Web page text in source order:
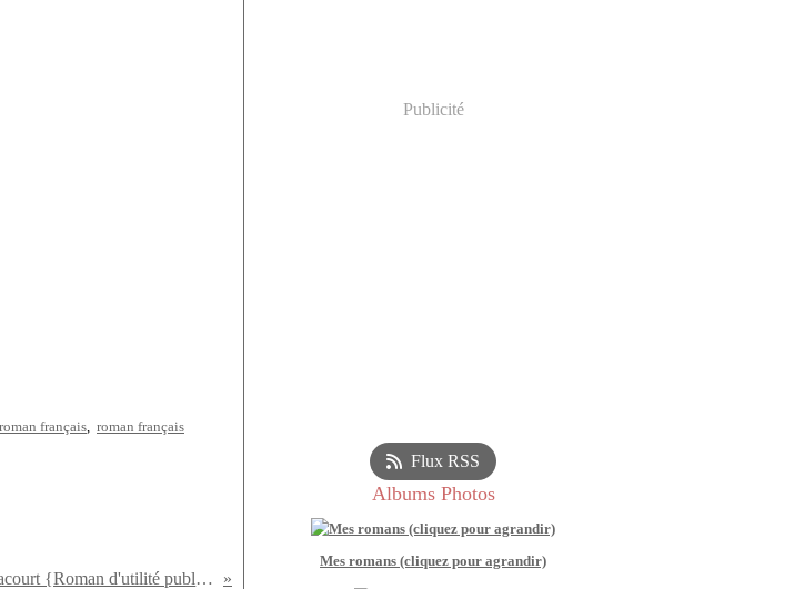
français, roman français
La Liste de mes envies -Grégoire Delacourt {Roman d'utilité publique!}
Publicité
Flux RSS
Albums Photos
Mes romans (cliquez pour agrandir)